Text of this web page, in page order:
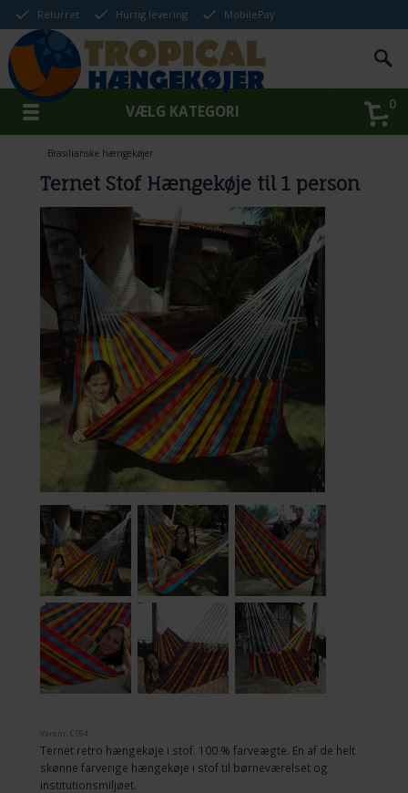
Returret Hurtig levering MobilePay
0
VÆLG KATEGORI
Brasilianske hængekøjer
Ternet Stof Hængekøje til 1 person
Varenr.C594
Ternet retro hængekøje i stof. 100 % farveægte. En af de helt
skønne farverige hængekøje i stof til børneværelset og
institutionsmiljøet.